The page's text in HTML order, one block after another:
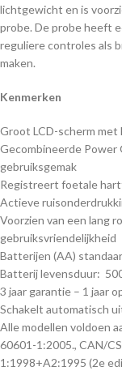
lichtgewicht en is
probe. De probe heeft
reguliere controles als
maken.
Kenmerken
Groot LCD-scherm met
Gecombineerde Power
gebruiksgemak
Registreert foetale
Actieve
Voorzien van een lang
gebruiksvriendelijkheid
Batterijen (AA)
Batterij levensduur:
3 jaar garantie – 1 jaar
Schakelt automatisch
Alle modellen voldoen
60601-1:2005., CAN/
1:1998+A2:1995 (2e